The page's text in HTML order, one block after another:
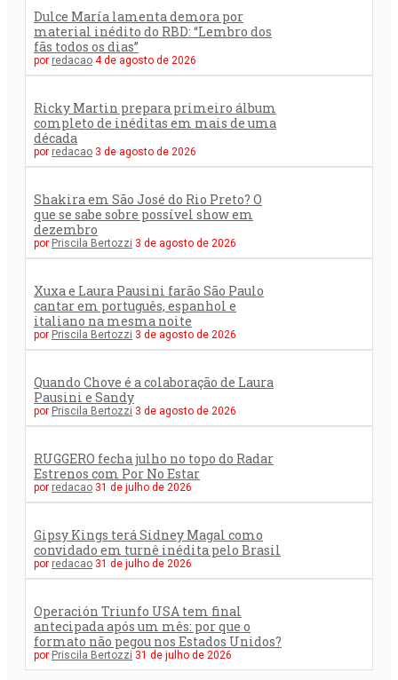
Dulce María lamenta demora por
material inédito do RBD: “Lembro dos
fãs todos os dias”
por redacao 4 de agosto de 2026
Ricky Martin prepara primeiro álbum
completo de inéditas em mais de uma
década
por redacao 3 de agosto de 2026
Shakira em São José do Rio Preto? O
que se sabe sobre possível show em
dezembro
por Priscila Bertozzi 3 de agosto de 2026
Xuxa e Laura Pausini farão São Paulo
cantar em português, espanhol e
italiano na mesma noite
por Priscila Bertozzi 3 de agosto de 2026
Quando Chove é a colaboração de Laura
Pausini e Sandy
por Priscila Bertozzi 3 de agosto de 2026
RUGGERO fecha julho no topo do Radar
Estrenos com Por No Estar
por redacao 31 de julho de 2026
Gipsy Kings terá Sidney Magal como
convidado em turnê inédita pelo Brasil
por redacao 31 de julho de 2026
Operación Triunfo USA tem final
antecipada após um mês: por que o
formato não pegou nos Estados Unidos?
por Priscila Bertozzi 31 de julho de 2026